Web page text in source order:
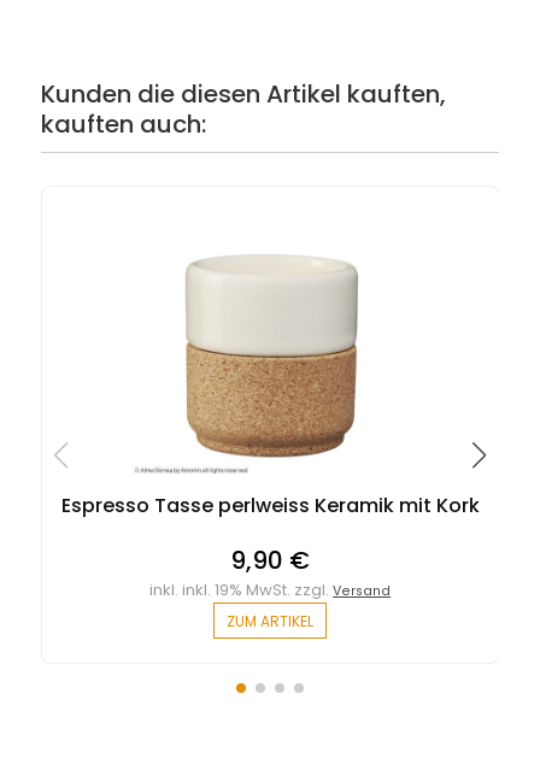
Kunden die diesen Artikel kauften,
kauften auch:
Espresso Tasse perlweiss Keramik mit Kork
9,90 €
inkl. inkl. 19% MwSt. zzgl.Versand
ZUM ARTIKEL